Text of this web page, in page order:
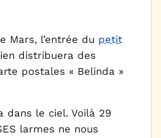
Mars, l’entrée du petit
distribuera des
postales « Belinda »
dans le ciel. Voilà 29
larmes ne nous